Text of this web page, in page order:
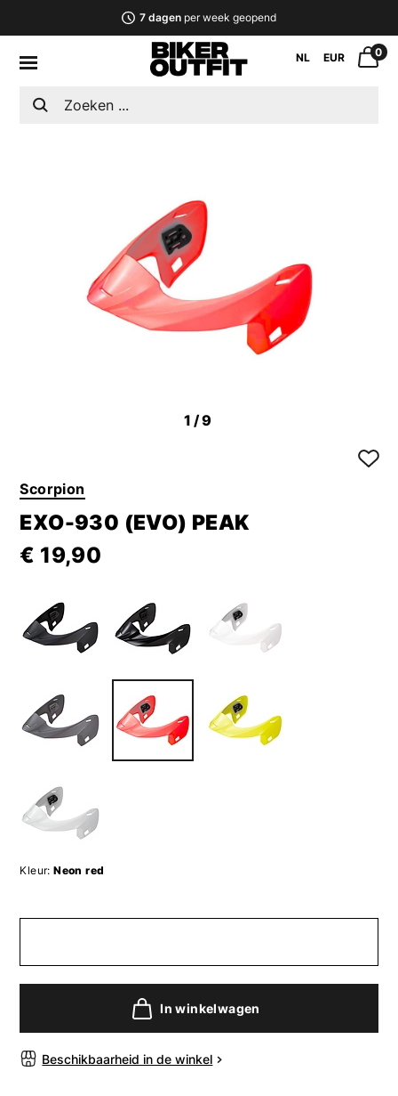
7 dagenper week geopend
NL EUR 0
1 /9
Scorpion
EXO-930 (EVO) PEAK
€ 19,90
Kleur: Neon red
In winkelwagen
Beschikbaarheid in de winkel